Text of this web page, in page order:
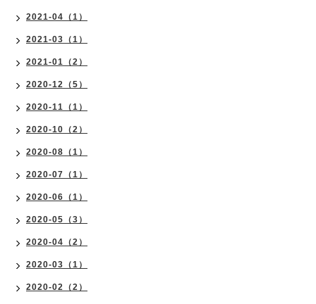
2021-04（1）
2021-03（1）
2021-01（2）
2020-12（5）
2020-11（1）
2020-10（2）
2020-08（1）
2020-07（1）
2020-06（1）
2020-05（3）
2020-04（2）
2020-03（1）
2020-02（2）